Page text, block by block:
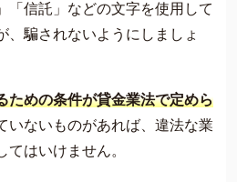
「信託」などの文字を使用して
、騙されないようにしましょ
ための条件が貸金業法で定めら
いないものがあれば、違法な業
はいけません。